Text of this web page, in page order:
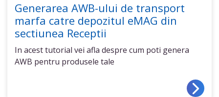
Generarea AWB-ului de transport
marfa catre depozitul eMAG din
sectiunea Receptii
In acest tutorial vei afla despre cum poti genera
AWB pentru produsele tale